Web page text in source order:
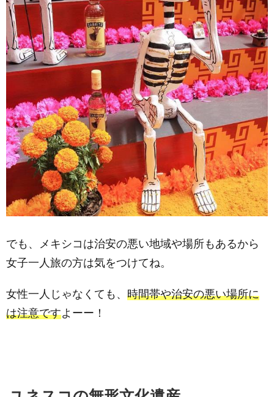
でも、メキシコは治安の悪い地域や場所もあるから
女子一人旅の方は気をつけてね。
女性一人じゃなくても、 時間帯や治安の悪い場所に
は注意ですよーー！